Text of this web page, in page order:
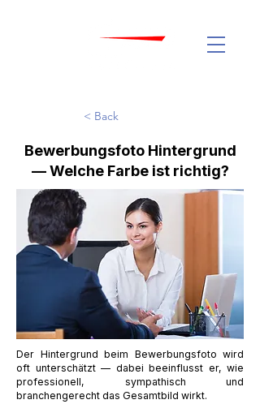
< Back
Bewerbungsfoto Hintergrund
— Welche Farbe ist richtig?
Der Hintergrund beim Bewerbungsfoto wird
oft unterschätzt — dabei beeinflusst er, wie
professionell, sympathisch und
branchengerecht das Gesamtbild wirkt.